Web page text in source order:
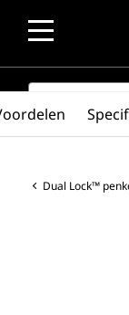
SEARCH
Dual Lock™